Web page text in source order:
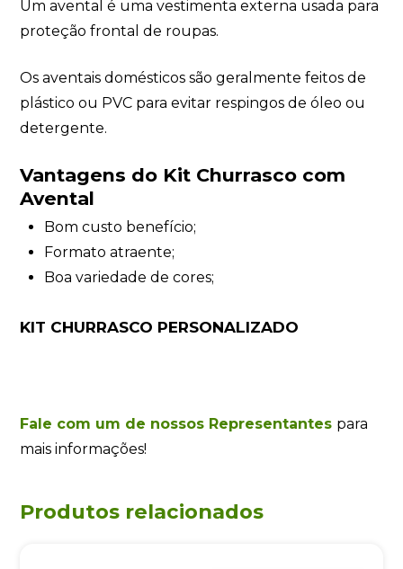
Um avental é uma vestimenta externa usada para
proteção frontal de roupas.
Os aventais domésticos são geralmente feitos de
plástico ou PVC para evitar respingos de óleo ou
detergente.
Vantagens do Kit Churrasco com
Avental
Bom custo benefício;
Formato atraente;
Boa variedade de cores;
KIT CHURRASCO PERSONALIZADO
Fale com um de nossos Representantes para
mais informações!
Produtos relacionados